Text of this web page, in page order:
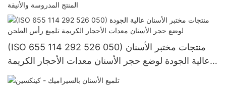
المنتج المدروسة والأنيقة
(ISO 655 114 292 526 050) منتجات مختبر الأسنان
عالية الجودة لوضع حجر الأسنان معدات الأحجار الكريمة
تلميع رأس الطحن